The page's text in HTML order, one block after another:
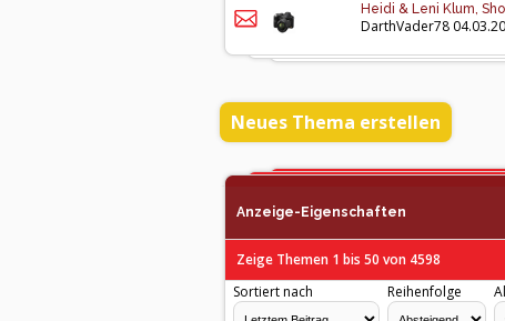
Heidi & Leni Klum,
DarthVader78
Neues Thema erstellen
Anzeige-Eigenschaften
Zeige Themen 1 bis 50 von 4598
Sortiert nach
Reihenfolge